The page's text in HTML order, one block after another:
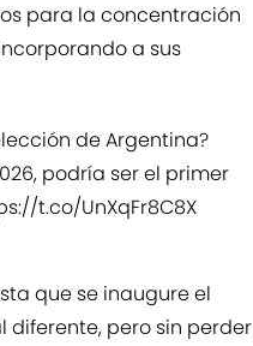
para la concentración
a sus
de Argentina?
podría ser el primer
t.co/UnXqFr8C8X
que se inaugure el
diferente, pero sin perder